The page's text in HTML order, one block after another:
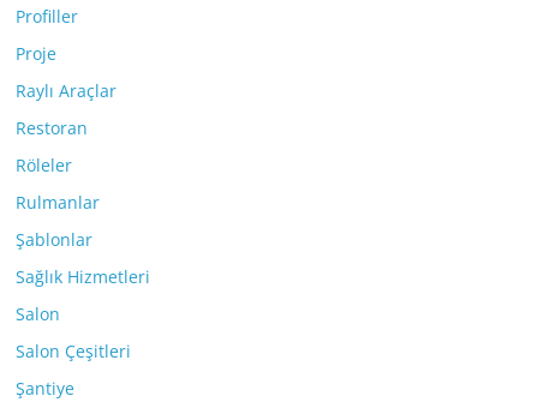
Profiller
Proje
Raylı Araçlar
Restoran
Röleler
Rulmanlar
Şablonlar
Sağlık Hizmetleri
Salon
Salon Çeşitleri
Şantiye